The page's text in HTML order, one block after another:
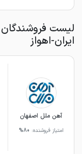
ایران-اهواز
آهن ملل اصفهان
امتیاز فروشنده: 80%